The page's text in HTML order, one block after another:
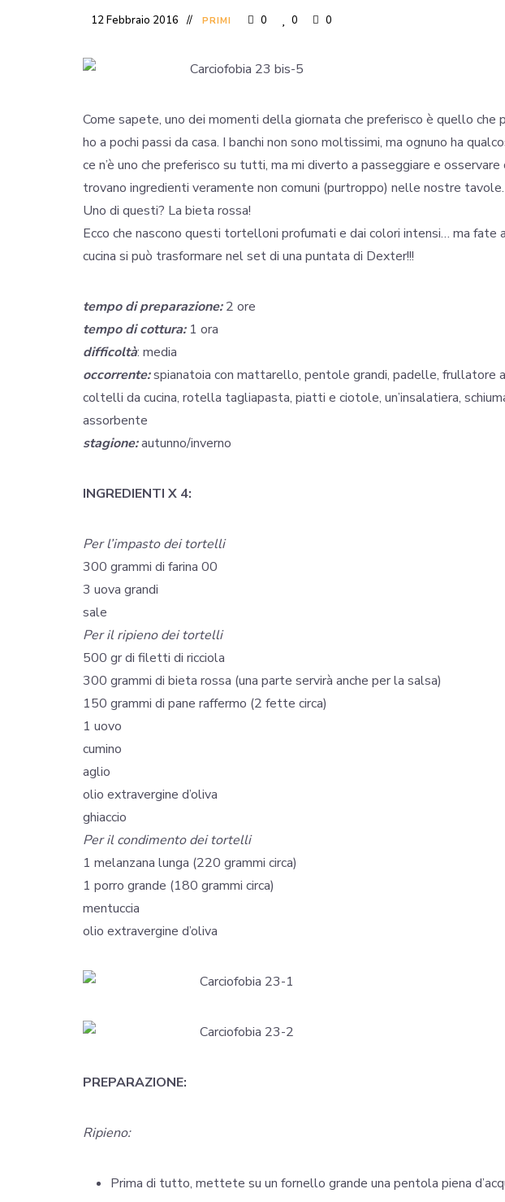
12 Febbraio 2016 PRIMI 0 0 0
Come sapete, uno dei momenti della giornata che preferisco è quello
ho a pochi passi da casa. I banchi non sono moltissimi, ma ognuno ha
ce n’è uno che preferisco su tutti, ma mi diverto a passeggiare e
trovano ingredienti veramente non comuni (purtroppo) nelle nostre tavole.
Uno di questi? La bieta rossa!
Ecco che nascono questi tortelloni profumati e dai colori intensi… ma
cucina si può trasformare nel set di una puntata di Dexter!!!
tempo di preparazione:2 ore
tempo di cottura:1 ora
difficoltà: media
occorrente:spianatoia con mattarello, pentole grandi, padelle, frullatore
coltelli da cucina, rotella tagliapasta, piatti e ciotole, un’insalatiera,
assorbente
stagione:autunno/inverno
INGREDIENTI X 4:
Per l’impasto dei tortelli
300 grammi di farina 00
3 uova grandi
sale
Per il ripieno dei tortelli
500 gr di filetti di ricciola
300 grammi di bieta rossa (una parte servirà anche per la salsa)
150 grammi di pane raffermo (2 fette circa)
1 uovo
cumino
aglio
olio extravergine d’oliva
ghiaccio
Per il condimento dei tortelli
1 melanzana lunga (220 grammi circa)
1 porro grande (180 grammi circa)
mentuccia
olio extravergine d’oliva
PREPARAZIONE:
Ripieno:
Prima di tutto, mettete su un fornello grande una pentola piena